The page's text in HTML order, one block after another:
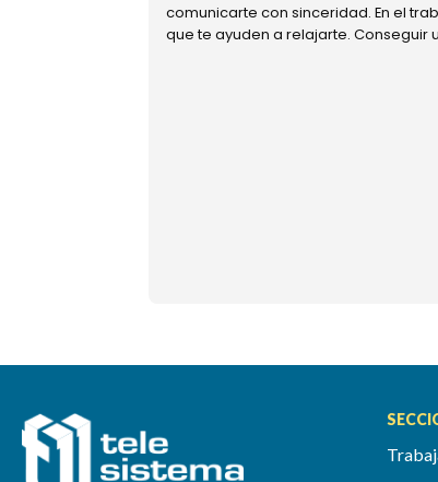
comunicarte con sinceridad. En el
que te ayuden a relajarte.